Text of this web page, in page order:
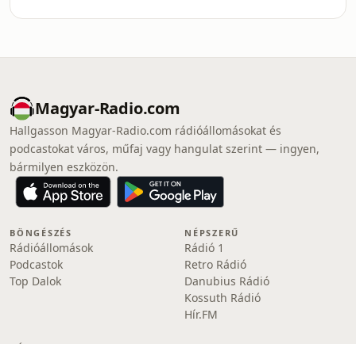
Magyar-Radio.com
Hallgasson Magyar-Radio.com rádióállomásokat és
podcastokat város, műfaj vagy hangulat szerint — ingyen,
bármilyen eszközön.
BÖNGÉSZÉS
Rádióállomások
Podcastok
Top Dalok
NÉPSZERŰ
Rádió 1
Retro Rádió
Danubius Rádió
Kossuth Rádió
Hír.FM